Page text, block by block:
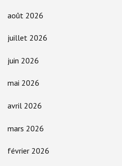
août 2026
juillet 2026
juin 2026
mai 2026
avril 2026
mars 2026
février 2026